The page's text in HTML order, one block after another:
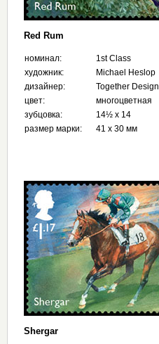
Red Rum
номинал:
1st Class
художник:
Michael Heslop
дизайнер:
Together Design
цвет:
многоцветная
зубцовка:
14½ x 14
размер марки:
41 x 30 мм
Shergar